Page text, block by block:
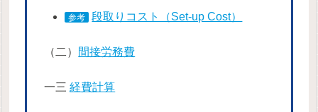
参考 段取りコスト（Set-up Cost）
（二） 間接労務費
一三経費計算